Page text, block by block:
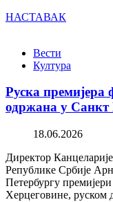
НАСТАВАК
Вести
Култура
Руска
одржана у Санкт
18.06.2026
Директор
Републике Србије
Петербургу
Херцеговине,